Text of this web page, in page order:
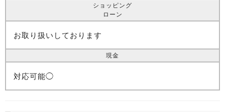
ショッピング
ローン
お取り扱いしております
現金
対応可能◯